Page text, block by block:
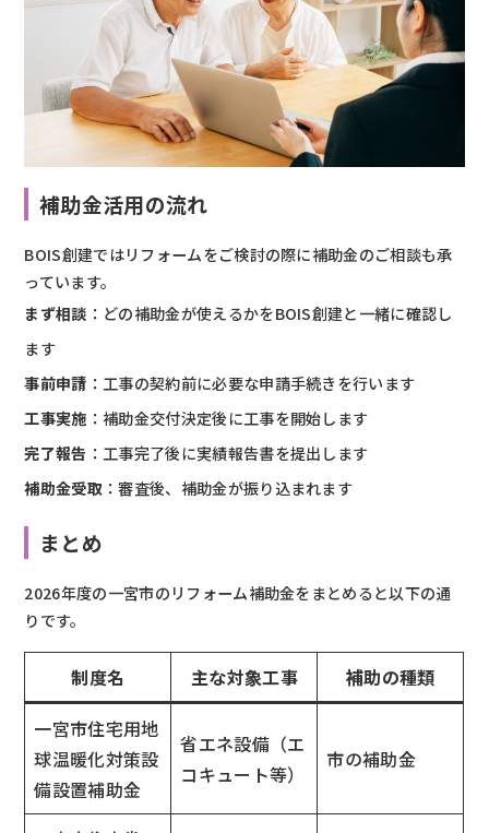
補助金活用の流れ
BOIS創建ではリフォームをご検討の際に補助金のご相談も承
っています。
まず相談 ：どの補助金が使えるかをBOIS創建と一緒に確認し
ます
事前申請 ：工事の契約前に必要な申請手続きを行います
工事実施 ：補助金交付決定後に工事を開始します
完了報告 ：工事完了後に実績報告書を提出します
補助金受取 ：審査後、補助金が振り込まれます
まとめ
2026年度の一宮市のリフォーム補助金をまとめると以下の通
りです。
制度名 主な対象工事
補助の種類
一宮市住宅用地
球温暖化対策設
備設置補助金
省エネ設備（エ
コキュート等）
市の補助金